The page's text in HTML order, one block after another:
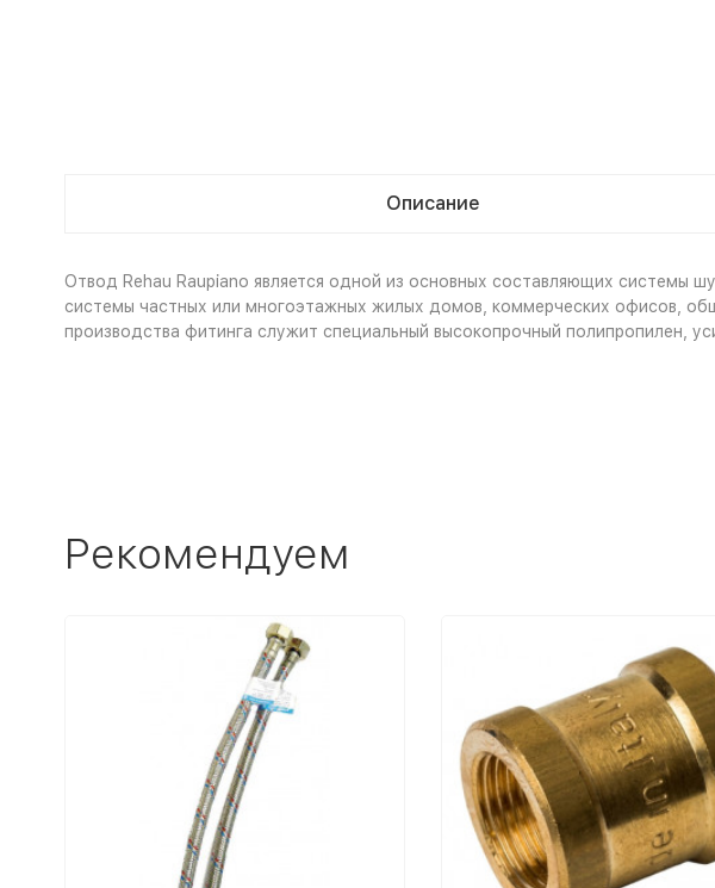
Описание
Отвод Rehau Raupiano является одной из основных составляющих системы
системы частных или многоэтажных жилых домов, коммерческих офисов,
производства фитинга служит специальный высокопрочный полипропилен,
Рекомендуем